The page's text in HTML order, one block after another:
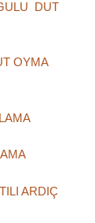
DUT
OYMA
ARDIÇ